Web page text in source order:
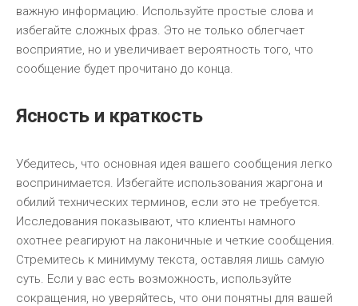
важную информацию. Используйте простые слова и
избегайте сложных фраз. Это не только облегчает
восприятие, но и увеличивает вероятность того, что
сообщение будет прочитано до конца.
Ясность и краткость
Убедитесь, что основная идея вашего сообщения легко
воспринимается. Избегайте использования жаргона и
обилий технических терминов, если это не требуется.
Исследования показывают, что клиенты намного
охотнее реагируют на лаконичные и четкие сообщения.
Стремитесь к минимуму текста, оставляя лишь самую
суть. Если у вас есть возможность, используйте
сокращения, но уверяйтесь, что они понятны для вашей